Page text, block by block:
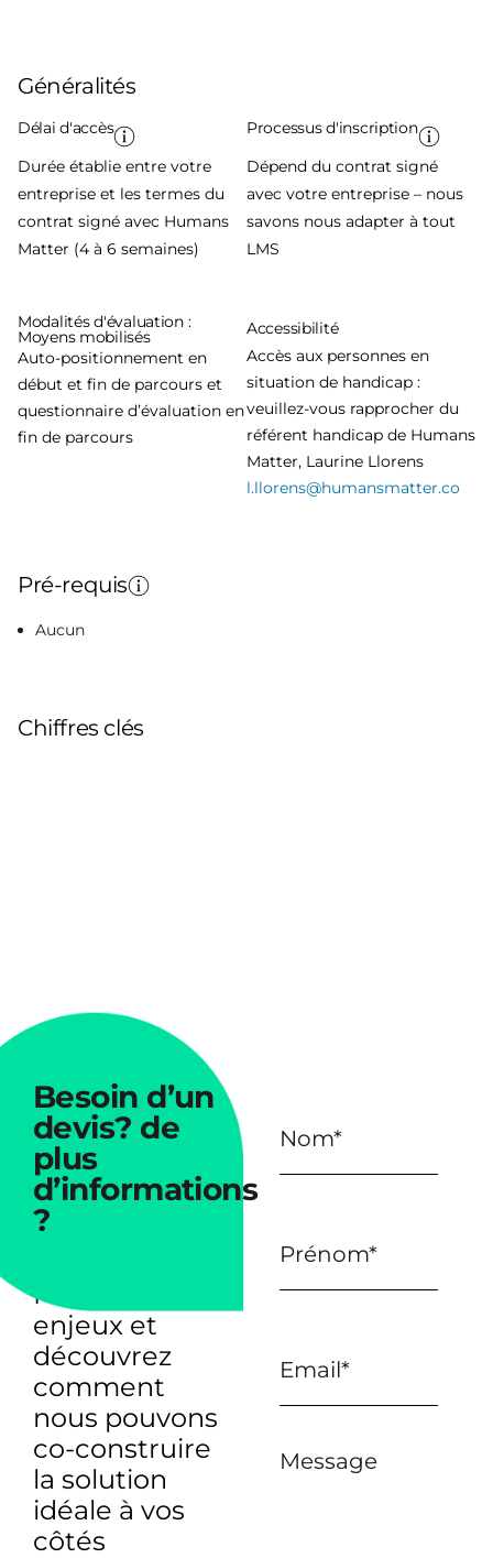
Généralités
Délai d'accès
Durée établie entre votre
entreprise et les termes du
contrat signé avec Humans
Matter (4 à 6 semaines)
Processus d'inscription
Dépend du contrat signé
avec votre entreprise – nous
savons nous adapter à tout
LMS
Modalités d'évaluation :
Moyens mobilisés
Auto-positionnement en
début et fin de parcours et
questionnaire d’évaluation en
fin de parcours
Accessibilité
Accès aux personnes en
situation de handicap :
veuillez-vous rapprocher du
référent handicap de Humans
Matter, Laurine Llorens
l.llorens@humansmatter.co
Pré-requis
Aucun
Chiffres clés
Besoin d’un
devis? de
plus
d’informations
?
Parlons de vos
enjeux et
découvrez
comment
nous pouvons
co-construire
la solution
idéale à vos
côtés
Message